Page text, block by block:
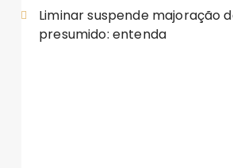
Liminar suspende majoração
presumido: entenda